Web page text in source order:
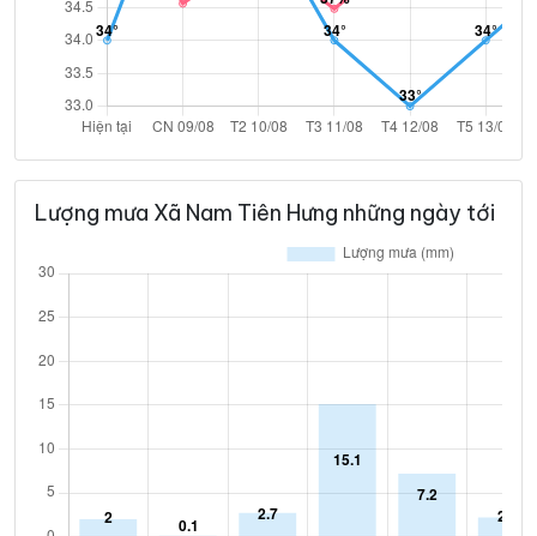
Lượng mưa Xã Nam Tiên Hưng những ngày tới